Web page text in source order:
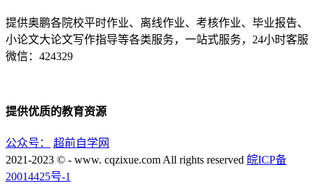
提供奥鹏各院校平时作业、离线作业、考核作业、毕业报告、
小论文大论文写作指导等各类服务，一站式服务，24小时客服
微信：424329
提供优质的教育资源
公众号：
超前自学网
2021-2023 © - www. cqzixue.com All rights reserved 皖ICP备
20014425号-1